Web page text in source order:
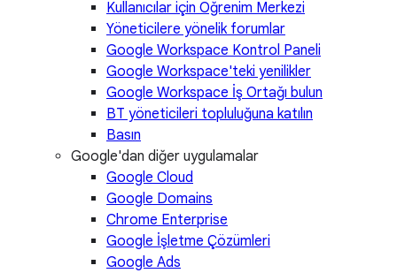
Kullanıcılar için Öğrenim Merkezi
Yöneticilere yönelik forumlar
Google Workspace Kontrol Paneli
Google Workspace'teki yenilikler
Google Workspace İş Ortağı bulun
BT yöneticileri topluluğuna katılın
Basın
Google'dan diğer uygulamalar
Google Cloud
Google Domains
Chrome Enterprise
Google İşletme Çözümleri
Google Ads